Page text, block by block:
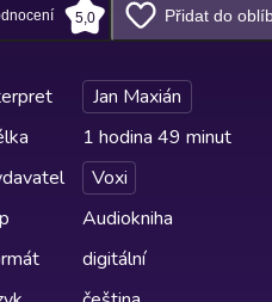
5,0 Přidat do
Jan Maxián
1 hodina 49 minut
Voxi
Audiokniha
digitální